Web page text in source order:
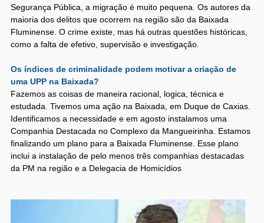
Segurança Pública, a migração é muito pequena. Os autores da
maioria dos delitos que ocorrem na região são da Baixada
Fluminense. O crime existe, mas há outras questões históricas,
como a falta de efetivo, supervisão e investigação.
Os índices de criminalidade podem motivar a criação de
uma UPP na Baixada?
Fazemos as coisas de maneira racional, logica, técnica e
estudada. Tivemos uma ação na Baixada, em Duque de Caxias.
Identificamos a necessidade e em agosto instalamos uma
Companhia Destacada no Complexo da Mangueirinha. Estamos
finalizando um plano para a Baixada Fluminense. Esse plano
inclui a instalação de pelo menos três companhias destacadas
da PM na região e a Delegacia de Homicídios